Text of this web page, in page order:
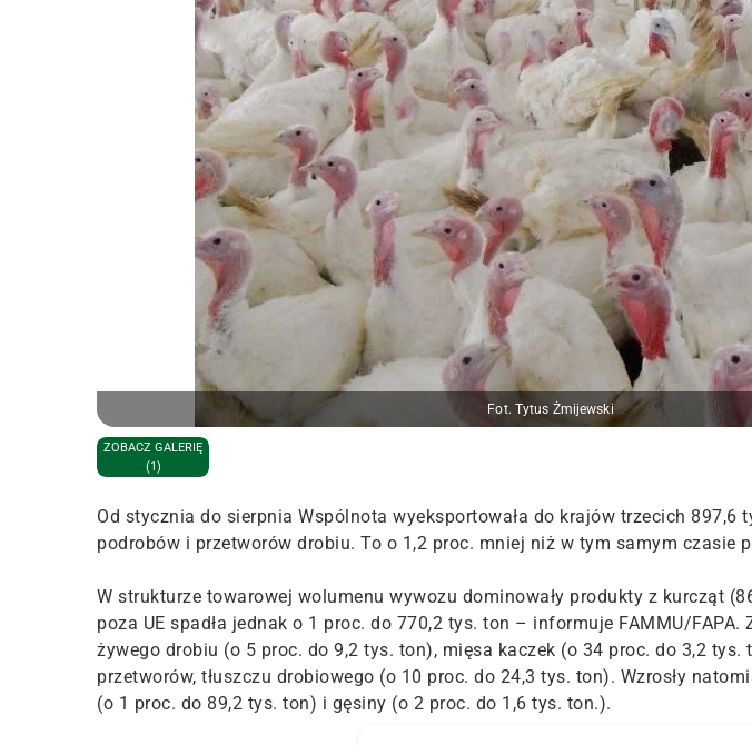
Fot. Tytus Żmijewski
ZOBACZ GALERIĘ
(1)
Od stycznia do sierpnia Wspólnota wyeksportowała do krajów trzecich 897,6
podrobów i przetworów drobiu. To o 1,2 proc. mniej niż w tym samym czasie
W strukturze towarowej wolumenu wywozu dominowały produkty z kurcząt
poza UE spadła jednak o 1 proc. do 770,2 tys. ton – informuje FAMMU/FAPA.
żywego drobiu (o 5 proc. do 9,2 tys. ton), mięsa kaczek (o 34 proc. do 3,2 tys.
przetworów, tłuszczu drobiowego (o 10 proc. do 24,3 tys. ton). Wzrosły
(o 1 proc. do 89,2 tys. ton) i gęsiny (o 2 proc. do 1,6 tys. ton.).